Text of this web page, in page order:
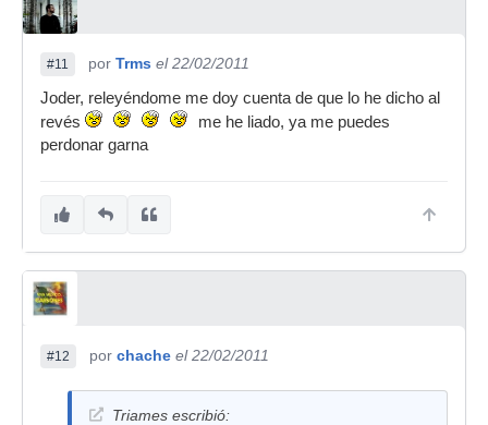
#11 por Trms el 22/02/2011
Joder, releyéndome me doy cuenta de que lo he dicho al
revés
me he liado, ya me puedes
perdonar garna
#12 por chache el 22/02/2011
Triames escribió: